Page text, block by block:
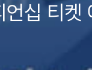
십 티켓